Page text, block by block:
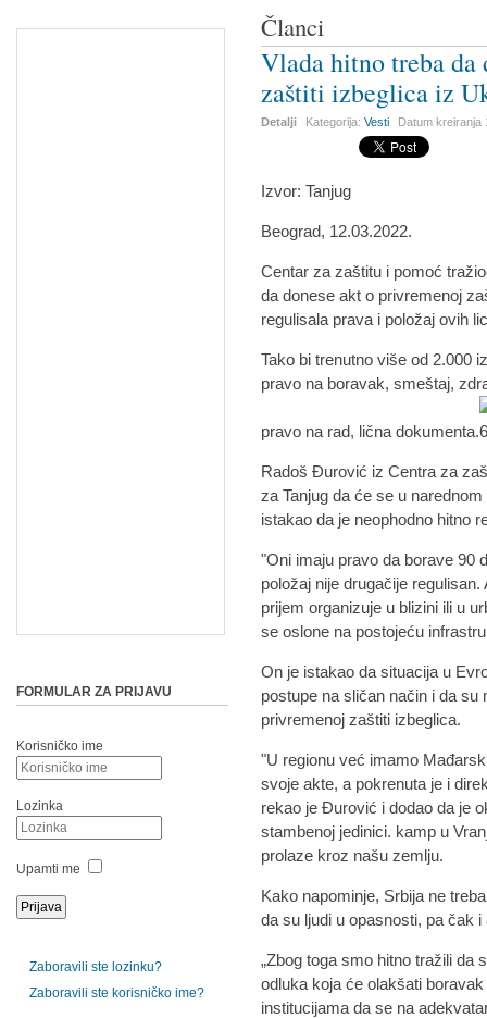
Članci
Vlada hitno treba
zaštiti izbeglica iz
Detalji Kategorija:Vesti Datum kreiranja
Izvor: Tanjug
Beograd, 12.03.2022.
Centar za zaštitu i pomoć
da donese akt o privremenoj
regulisala prava i položaj ovih
Tako bi trenutno više od 2.000
pravo na boravak, smeštaj,
pravo na rad, lična dokumenta.
Radoš Đurović iz Centra za
za Tanjug da će se u
istakao da je neophodno hitno
"Oni imaju pravo da borave 90
položaj nije drugačije
prijem organizuje u blizini ili u
se oslone na postojeću
On je istakao da situacija u
postupe na sličan način i da
privremenoj zaštiti izbeglica.
"U regionu već imamo
svoje akte, a pokrenuta je i
rekao je Đurović i dodao da je
stambenoj jedinici. kamp u
prolaze kroz našu zemlju.
Kako napominje, Srbija ne
da su ljudi u opasnosti, pa čak
„Zbog toga smo hitno tražili da
odluka koja će olakšati
institucijama da se na
FORMULAR ZA PRIJAVU
Korisničko ime
Lozinka
Upamti me
Zaboravili ste lozinku?
Zaboravili ste korisničko ime?